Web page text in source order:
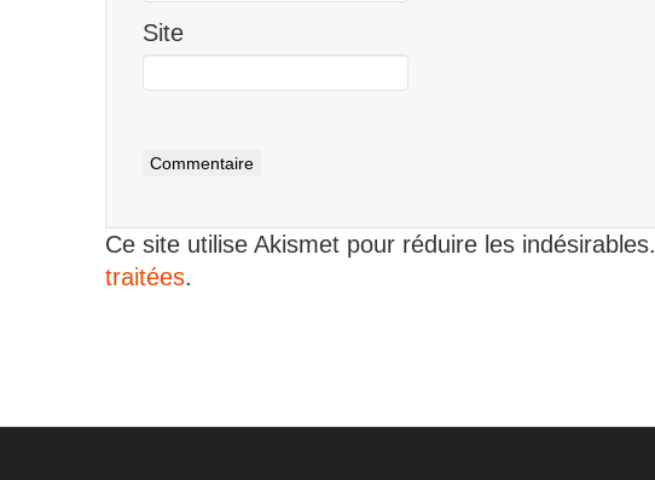
Site
Ce site utilise Akismet pour réduire les indésirables.
traitées.